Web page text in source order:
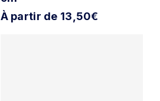
À partir de 13,50€